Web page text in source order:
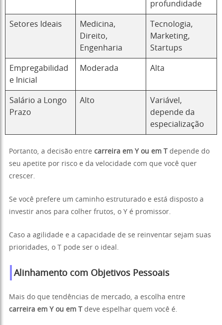
profundidade
Setores Ideais
Medicina,
Direito,
Engenharia
Tecnologia,
Marketing,
Startups
Empregabilidad
e Inicial
Moderada Alta
Salário a Longo
Prazo
Alto
Variável,
depende da
especialização
Portanto, a decisão entre carreira em Y ou em T
depende do
seu apetite por risco e da velocidade com que você quer
crescer.
Se você prefere um caminho estruturado e está disposto a
investir anos para colher frutos, o Y é promissor.
Caso a agilidade e a capacidade de se reinventar sejam suas
prioridades, o T pode ser o ideal.
Alinhamento com Objetivos Pessoais
Mais do que tendências de mercado, a escolha entre
carreira em Y ou em T
deve espelhar quem você é.